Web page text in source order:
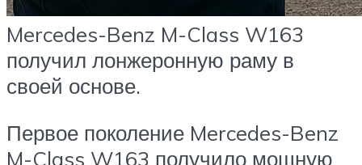
Mercedes-Benz M-Class W163
получил лонжеронную раму в
своей основе.
Первое поколение Mercedes-Benz
M-Class W163 получило мощную